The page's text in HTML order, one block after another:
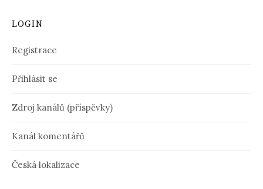
LOGIN
Registrace
Přihlásit se
Zdroj kanálů (příspěvky)
Kanál komentářů
Česká lokalizace